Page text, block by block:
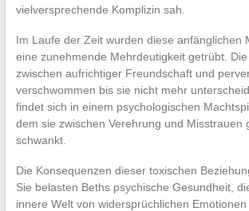
vielversprechende Komplizin sah.
Im Laufe der Zeit wurden diese anfänglichen
eine zunehmende Mehrdeutigkeit getrübt.
zwischen aufrichtiger Freundschaft und
verschwommen bis sie nicht mehr
findet sich in einem psychologischen
dem sie zwischen Verehrung und Misstrauen
schwankt.
Die Konsequenzen dieser toxischen
Sie belasten Beths psychische Gesundheit,
innere Welt von widersprüchlichen Emotionen